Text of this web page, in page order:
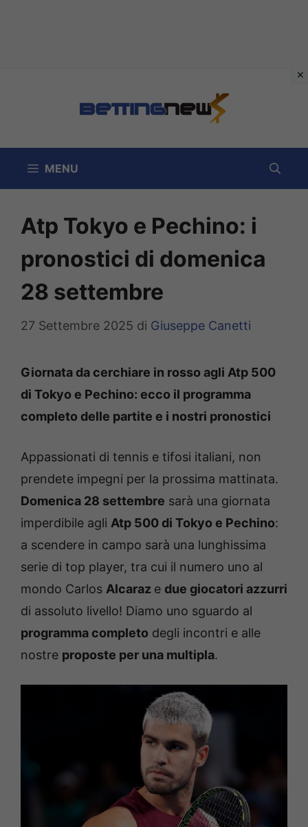
MENU
Atp Tokyo e Pechino: i
pronostici di domenica
28 settembre
27 Settembre 2025 di Giuseppe Canetti
Giornata da cerchiare in rosso agli Atp 500
di Tokyo e Pechino: ecco il programma
completo delle partite e i nostri pronostici
Appassionati di tennis e tifosi italiani, non
prendete impegni per la prossima mattinata.
Domenica 28 settembre sarà una giornata
imperdibile agli Atp 500 di Tokyo e Pechino:
a scendere in campo sarà una lunghissima
serie di top player, tra cui il numero uno al
mondo Carlos Alcaraz e due giocatori azzurri
di assoluto livello! Diamo uno sguardo al
programma completo degli incontri e alle
nostre proposte per una multipla.